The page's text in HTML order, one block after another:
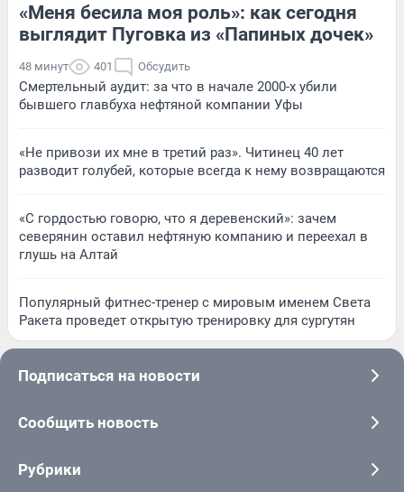
«Меня бесила моя роль»: как сегодня
выглядит Пуговка из «Папиных дочек»
48 минут 401 Обсудить
Смертельный аудит: за что в начале 2000-х убили
бывшего главбуха нефтяной компании Уфы
«Не привози их мне в третий раз». Читинец 40 лет
разводит голубей, которые всегда к нему возвращаются
«С гордостью говорю, что я деревенский»: зачем
северянин оставил нефтяную компанию и переехал в
глушь на Алтай
Популярный фитнес-тренер с мировым именем Света
Ракета проведет открытую тренировку для сургутян
Подписаться на новости
Сообщить новость
Рубрики